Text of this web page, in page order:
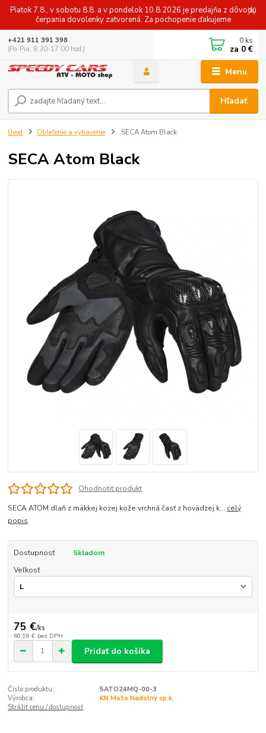
Piatok 7.8., v sobotu 8.8. a v pondelok 10.8.2026 je predajňa z dôvodu
čerpania dovolenky zatvorená. Za pochopenie ďakujeme
Menu
Hľadať
+421 911 391 398
(Po-Pia, 8.30-17.00 hod.)
0 ks
za 0 €
Úvod Oblečenie a vybavenie SECA Atom Black
SECA Atom Black
Ohodnotiť produkt
SECA ATOM dlaň z mäkkej kozej kože vrchná časť z hovädzej k... celý
popis
Dostupnosť
Skladom
Veľkosť
75 €/ks
60,98 € bez DPH
Pridať do košíka
Číslo produktu:
5ATO24MQ-00-3
Výrobca:
KN Moto Nadolny sp.k.
Strážiť cenu / dostupnosť